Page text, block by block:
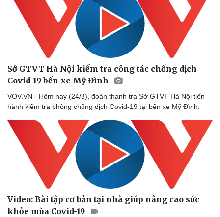
Cây thuốc
Sản phụ khoa
Nhi khoa
Nam khoa
Làm đẹp - giảm cân
Phòng mạch online
Ăn sạch sống khỏe
Blog
Tình yêu - Gia đình
Sở GTVT Hà Nội kiểm tra công tác chống dịch
Covid-19 bến xe Mỹ Đình
VOV.VN - Hôm nay (24/3), đoàn thanh tra Sở GTVT Hà Nội tiến
hành kiểm tra phòng chống dịch Covid-19 tại bến xe Mỹ Đình.
Video: Bài tập cơ bản tại nhà giúp nâng cao sức
khỏe mùa Covid-19